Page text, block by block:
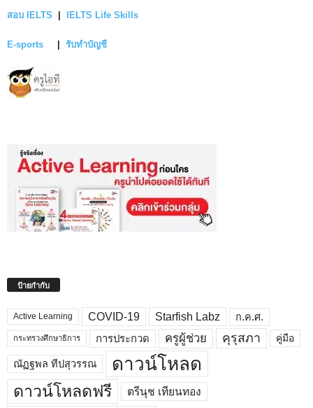
สอบ IELTS IELTS Life Skills
E-sports รับทำบัญชี
ป้ายกำกับ
Active Learning COVID-19 Starfish Labz ก.ค.ศ.
กระทรวงศึกษาธิการ การประกวด ครูผู้ช่วย คุรุสภา คู่มือ
ณัฏฐพล ทีปสุวรรณ ดาวน์โหลด
ดาวน์โหลดฟรี ตรีนุช เทียนทอง